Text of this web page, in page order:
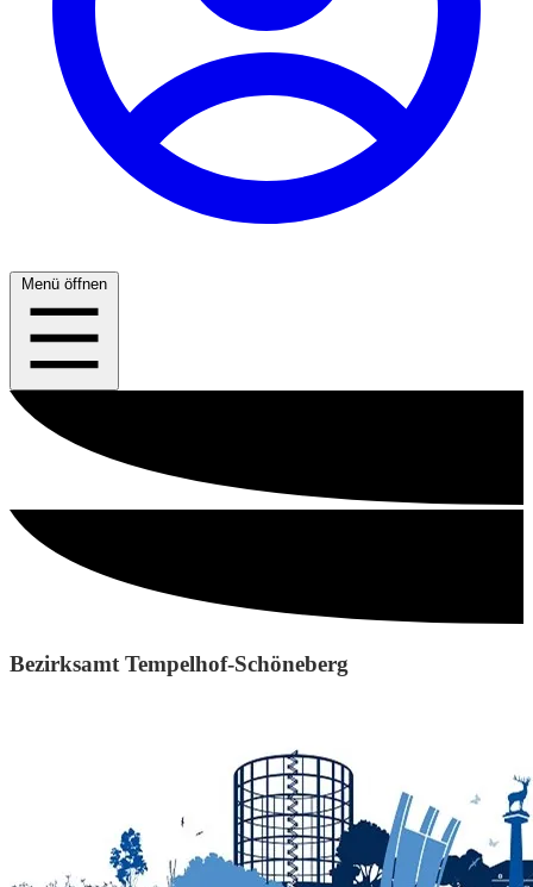
Menü öffnen
Bezirksamt Tempelhof-Schöneberg